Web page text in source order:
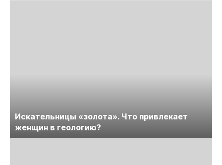
Искательницы «золота». Что привлекает
женщин в геологию?